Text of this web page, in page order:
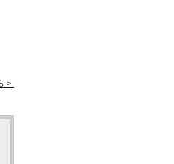
＞